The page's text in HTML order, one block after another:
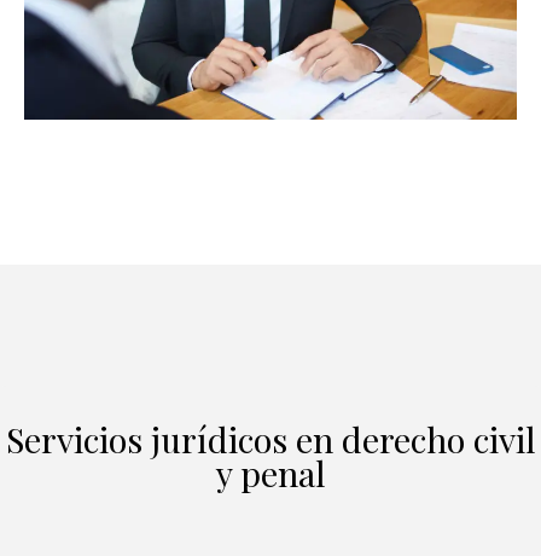
Servicios jurídicos en derecho civil
y penal